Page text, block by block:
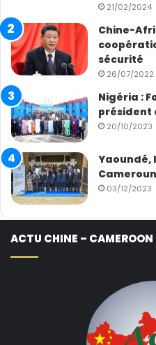
21/02/2024
Chine-
sécurité
26/07/2022
Nigéria :
président
20/10/2023
Yaoundé,
03/12/2023
ACTU CHINE – CAMEROON